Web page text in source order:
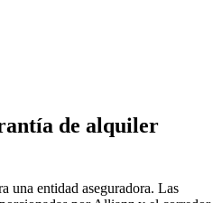
de alquiler
una entidad aseguradora. Las